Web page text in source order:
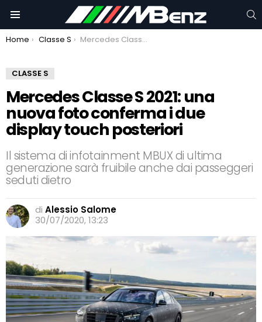
You are here:
Home Classe S Mercedes Classe S 2021: una nuova foto conferma i due display touch posteriori
CLASSE S
Mercedes Classe S 2021: una
nuova foto conferma i due
display touch posteriori
Il sistema di infotainment MBUX di ultima
generazione sarà fruibile anche dai passeggeri
seduti dietro
di Alessio Salome
30/07/2020, 13:23